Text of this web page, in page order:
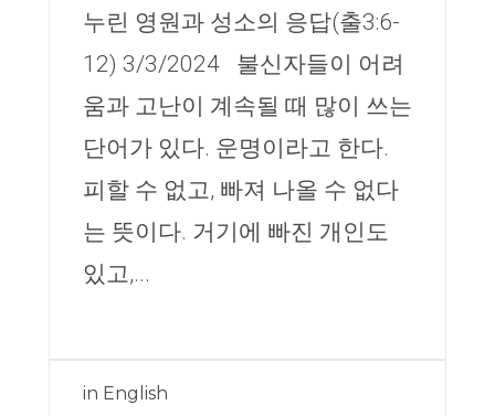
누린 영원과 성소의 응답(출3:6-
12) 3/3/2024 불신자들이 어려
움과 고난이 계속될 때 많이 쓰는
단어가 있다. 운명이라고 한다.
피할 수 없고, 빠져 나올 수 없다
는 뜻이다. 거기에 빠진 개인도
있고,...
in English